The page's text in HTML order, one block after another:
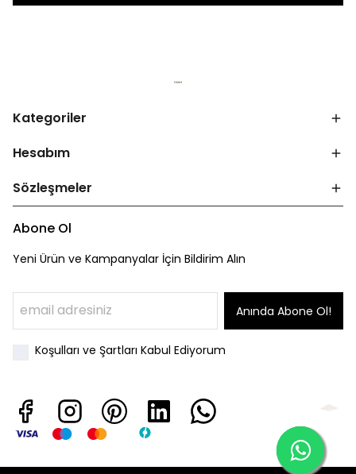
Kategoriler
Hesabım
Sözleşmeler
Abone Ol
Yeni Ürün ve Kampanyalar İçin Bildirim Alın
Anında Abone Ol!
Koşulları ve Şartları Kabul Ediyorum